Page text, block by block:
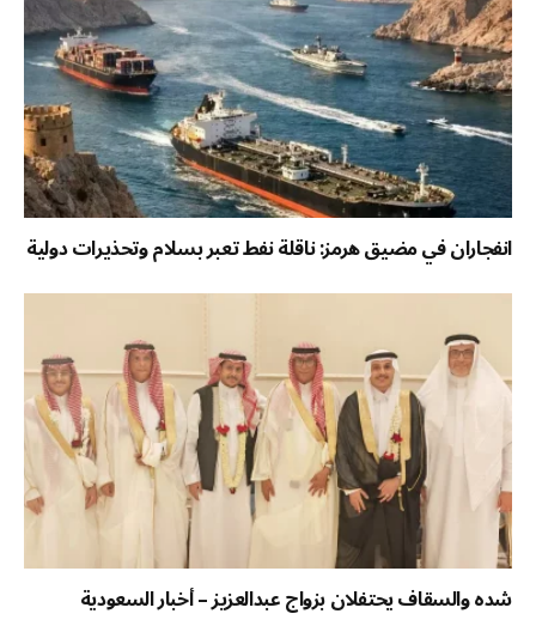
انفجاران في مضيق هرمز: ناقلة نفط تعبر بسلام وتحذيرات دولية
شده والسقاف يحتفلان بزواج عبدالعزيز – أخبار السعودية